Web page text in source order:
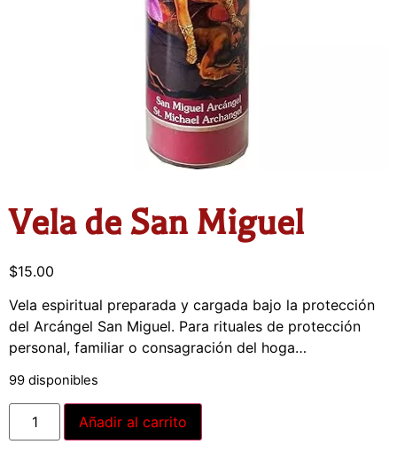
Vela de San Miguel
$15.00
Vela espiritual preparada y cargada bajo la protección
del Arcángel San Miguel. Para rituales de protección
personal, familiar o consagración del hoga…
99 disponibles
Añadir al carrito